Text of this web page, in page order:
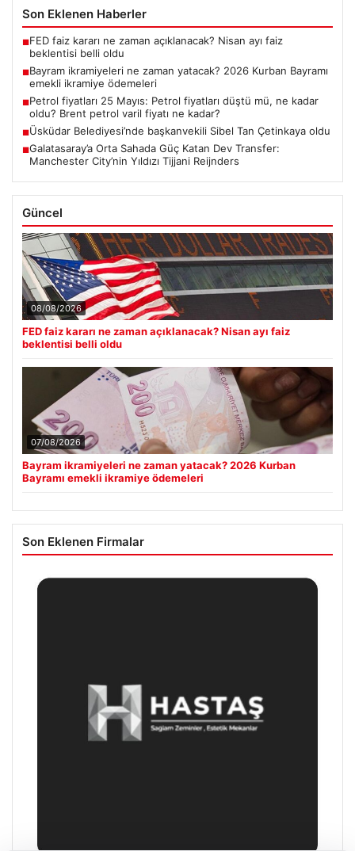
Son Eklenen Haberler
■FED faiz kararı ne zaman açıklanacak? Nisan ayı faiz
beklentisi belli oldu
■Bayram ikramiyeleri ne zaman yatacak? 2026 Kurban Bayramı
emekli ikramiye ödemeleri
■Petrol fiyatları 25 Mayıs: Petrol fiyatları düştü mü, ne kadar
oldu? Brent petrol varil fiyatı ne kadar?
■Üsküdar Belediyesi’nde başkanvekili Sibel Tan Çetinkaya oldu
■Galatasaray’a Orta Sahada Güç Katan Dev Transfer:
Manchester City’nin Yıldızı Tijjani Reijnders
Güncel
08/08/2026
FED faiz kararı ne zaman açıklanacak? Nisan ayı faiz
beklentisi belli oldu
07/08/2026
Bayram ikramiyeleri ne zaman yatacak? 2026 Kurban
Bayramı emekli ikramiye ödemeleri
Son Eklenen Firmalar